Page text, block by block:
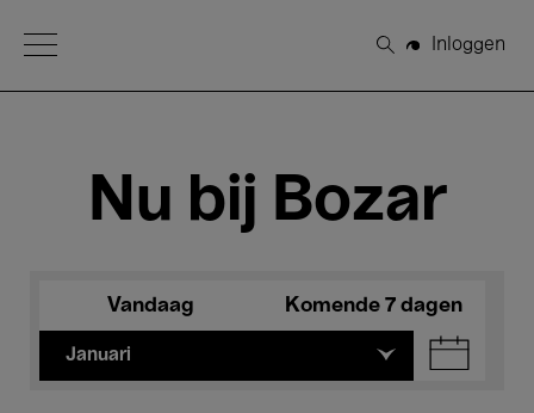
Open Menu
Zoeken
Inloggen
Nu bij Bozar
Vandaag Komende 7 dagen
Januari